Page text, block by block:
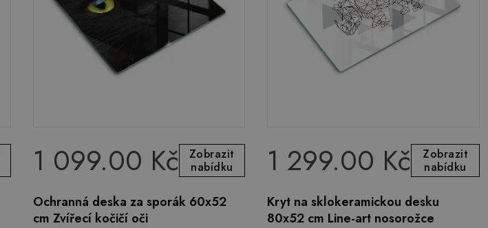
1 099.00 Kč
Zobrazit
nabídku
Ochranná deska za sporák 60x52
cm Zvířecí kočičí oči
1 299.00 Kč
Zobrazit
nabídku
Kryt na sklokeramickou desku
80x52 cm Line-art nosorožce